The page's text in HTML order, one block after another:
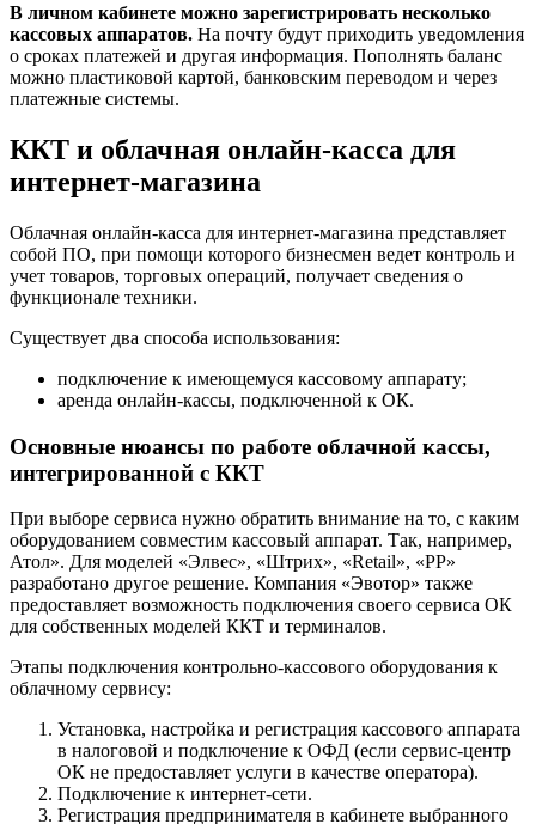
В личном кабинете можно зарегистрировать несколько
кассовых аппаратов. На почту будут приходить уведомления
о сроках платежей и другая информация. Пополнять баланс
можно пластиковой картой, банковским переводом и через
платежные системы.
ККТ и облачная онлайн-касса для
интернет-магазина
Облачная онлайн-касса для интернет-магазина представляет
собой ПО, при помощи которого бизнесмен ведет контроль и
учет товаров, торговых операций, получает сведения о
функционале техники.
Существует два способа использования:
подключение к имеющемуся кассовому аппарату;
аренда онлайн-кассы, подключенной к ОК.
Основные нюансы по работе облачной кассы,
интегрированной с ККТ
При выборе сервиса нужно обратить внимание на то, с каким
оборудованием совместим кассовый аппарат. Так, например,
Атол». Для моделей «Элвес», «Штрих», «Retail», «PP»
разработано другое решение. Компания «Эвотор» также
предоставляет возможность подключения своего сервиса ОК
для собственных моделей ККТ и терминалов.
Этапы подключения контрольно-кассового оборудования к
облачному сервису:
Установка, настройка и регистрация кассового аппарата
в налоговой и подключение к ОФД (если сервис-центр
ОК не предоставляет услуги в качестве оператора).
Подключение к интернет-сети.
Регистрация предпринимателя в кабинете выбранного